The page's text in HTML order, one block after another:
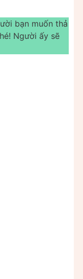
bạn muốn thả
Người ấy sẽ